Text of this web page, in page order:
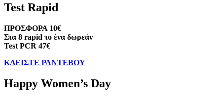
Test Rapid
ΠΡΟΣΦΟΡΑ 10€
Στα 8 rapid το ένα δωρεάν
Test PCR 47€
ΚΛΕΙΣΤΕ ΡΑΝΤΕΒΟΥ
Happy Women’s Day